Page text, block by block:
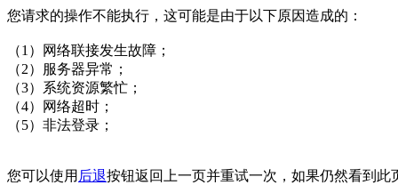
您请求的操作不能执行，这可能是由于以下原因造成的：
（1）网络联接发生故障；
（2）服务器异常；
（3）系统资源繁忙；
（4）网络超时；
（5）非法登录；
您可以使用 后退按钮返回上一页并重试一次，如果仍然看到此